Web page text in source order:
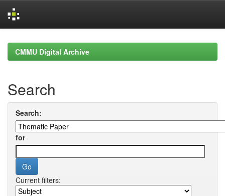
navigationCMMU Digital Archive
Search
Search:
for
Current filters: